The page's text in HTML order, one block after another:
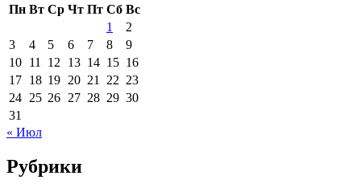
Пн Вт Ср Чт Пт Сб Вс
1
2
3
4 5 6 7 8
9
10 11 12 13 14 15 16
17 18 19 20 21 22 23
24 25 26 27 28 29 30
31
« Июл
Рубрики